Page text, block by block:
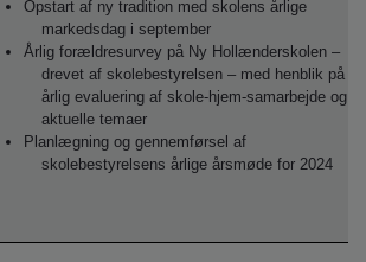
Opstart af ny tradition med skolens årlige
markedsdag i september
Årlig forældresurvey på Ny Hollænderskolen –
drevet af skolebestyrelsen – med henblik på
årlig evaluering af skole-hjem-samarbejde og
aktuelle temaer
Planlægning og gennemførsel af
skolebestyrelsens årlige årsmøde for 2024